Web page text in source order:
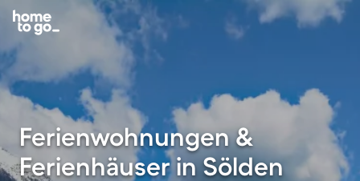
Ferienwohnungen &
Ferienhäuser in Sölden